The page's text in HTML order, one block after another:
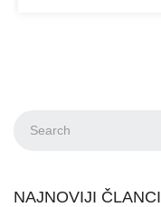
NAJNOVIJI ČLANCI